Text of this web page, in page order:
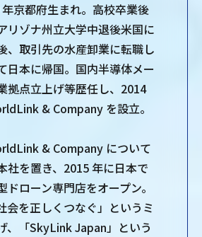
年京都府生まれ。高校卒業後
リゾナ州立大学中退後米国に
、取引先の水産卸業に転職し
日本に帰国。国内半導体メー
拠点立上げ等歴任し、2014
& Company を設立。
& Company について
社を置き、2015 年に日本で
ローン専門店をオープン。
会を正しくつなぐ」というミ
、「SkyLink Japan」という